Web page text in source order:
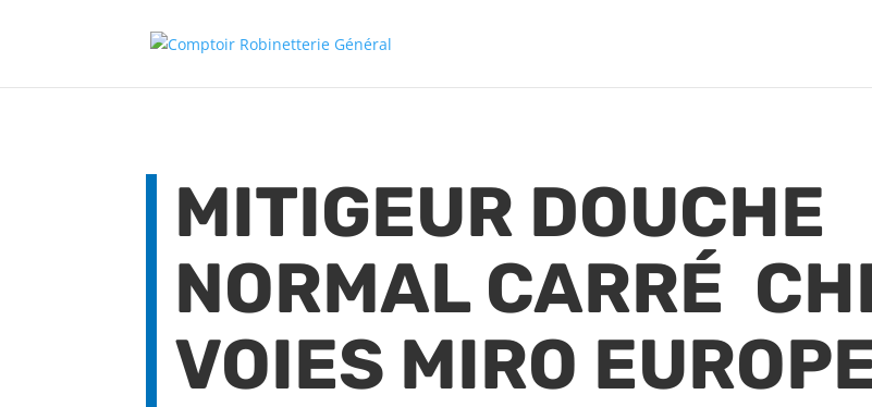
MITIGEUR DOUCHE
NORMAL CARRÉ
VOIES MIRO